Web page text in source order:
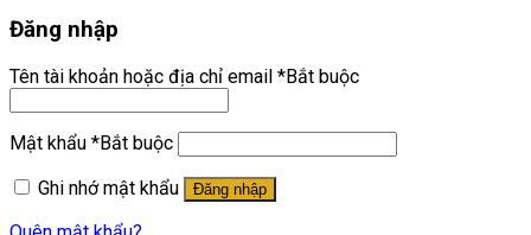
Đăng nhập
Tên tài khoản hoặc địa chỉ email *Bắt buộc
Mật khẩu *Bắt buộc
Ghi nhớ mật khẩu
Đăng nhập